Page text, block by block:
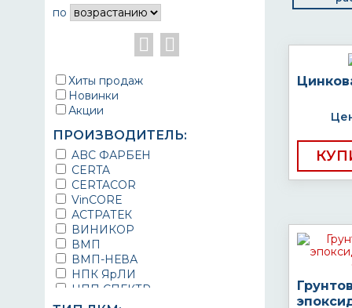
по
Хиты продаж
Новинки
Акции
ПРОИЗВОДИТЕЛЬ:
ABC ФАРБЕН
CERTA
CERTACOR
VinCORE
АСТРАТЕК
ВИНИКОР
ВМП
ВМП-НЕВА
НПК ЯрЛИ
НПП СПЕКТР
НПФ ЭМАЛЬ